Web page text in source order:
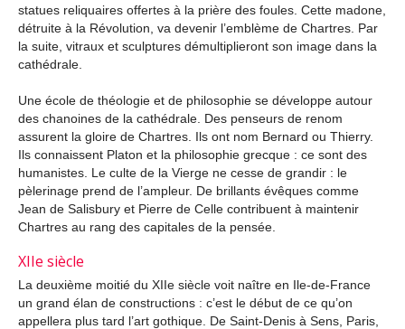
statues reliquaires offertes à la prière des foules. Cette madone,
détruite à la Révolution, va devenir l’emblème de Chartres. Par
la suite, vitraux et sculptures démultiplieront son image dans la
cathédrale.
Une école de théologie et de philosophie se développe autour
des chanoines de la cathédrale. Des penseurs de renom
assurent la gloire de Chartres. Ils ont nom Bernard ou Thierry.
Ils connaissent Platon et la philosophie grecque : ce sont des
humanistes. Le culte de la Vierge ne cesse de grandir : le
pèlerinage prend de l’ampleur. De brillants évêques comme
Jean de Salisbury et Pierre de Celle contribuent à maintenir
Chartres au rang des capitales de la pensée.
XIIe siècle
La deuxième moitié du XIIe siècle voit naître en Ile-de-France
un grand élan de constructions : c’est le début de ce qu’on
appellera plus tard l’art gothique. De Saint-Denis à Sens, Paris,